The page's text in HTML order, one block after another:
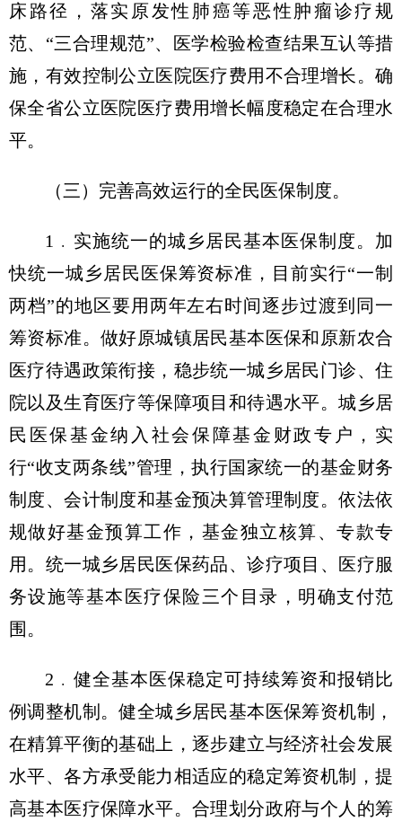
床路径，落实原发性肺癌等恶性肿瘤诊疗规
范、“三合理规范”、医学检验检查结果互认等措
施，有效控制公立医院医疗费用不合理增长。确
保全省公立医院医疗费用增长幅度稳定在合理水
平。
（三）完善高效运行的全民医保制度。
1﹒实施统一的城乡居民基本医保制度。加
快统一城乡居民医保筹资标准，目前实行“一制
两档”的地区要用两年左右时间逐步过渡到同一
筹资标准。做好原城镇居民基本医保和原新农合
医疗待遇政策衔接，稳步统一城乡居民门诊、住
院以及生育医疗等保障项目和待遇水平。城乡居
民医保基金纳入社会保障基金财政专户，实
行“收支两条线”管理，执行国家统一的基金财务
制度、会计制度和基金预决算管理制度。依法依
规做好基金预算工作，基金独立核算、专款专
用。统一城乡居民医保药品、诊疗项目、医疗服
务设施等基本医疗保险三个目录，明确支付范
围。
2﹒健全基本医保稳定可持续筹资和报销比
例调整机制。健全城乡居民基本医保筹资机制，
在精算平衡的基础上，逐步建立与经济社会发展
水平、各方承受能力相适应的稳定筹资机制，提
高基本医疗保障水平。合理划分政府与个人的筹